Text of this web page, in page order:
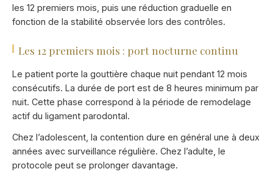
les 12 premiers mois, puis une réduction graduelle en
fonction de la stabilité observée lors des contrôles.
Les 12 premiers mois : port nocturne continu
Le patient porte la gouttière chaque nuit pendant 12 mois
consécutifs. La durée de port est de 8 heures minimum par
nuit. Cette phase correspond à la période de remodelage
actif du ligament parodontal.
Chez l’adolescent, la contention dure en général une à deux
années avec surveillance régulière. Chez l’adulte, le
protocole peut se prolonger davantage.